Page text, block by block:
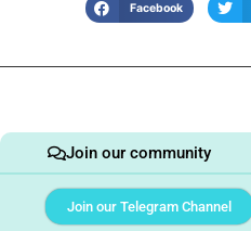
Facebook
Join our community
Join our Telegram Channel